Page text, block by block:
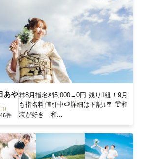
あや
件
🉐8月指名料5,000→0円 残り1組！9月
も指名料値引中🍉詳細は下記↓🎐 👘和
装が好き 和...